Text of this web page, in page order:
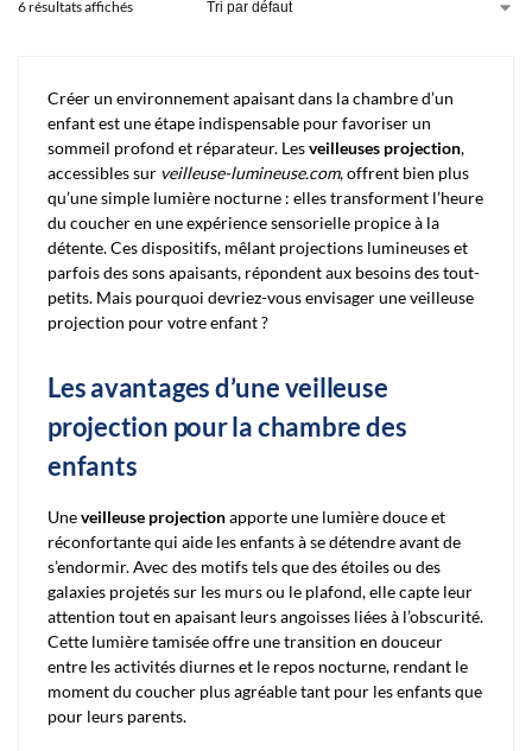
6 résultats affichés
Créer un environnement apaisant dans la chambre d’un
enfant est une étape indispensable pour favoriser un
sommeil profond et réparateur. Lesveilleuses projection,
accessibles sur veilleuse-lumineuse.com, offrent bien plus
qu’une simple lumière nocturne : elles transforment l’heure
du coucher en une expérience sensorielle propice à la
détente. Ces dispositifs, mêlant projections lumineuses et
parfois des sons apaisants, répondent aux besoins des tout-
petits. Mais pourquoi devriez-vous envisager une veilleuse
projection pour votre enfant ?
Les avantages d’une veilleuse
projection pour la chambre des
enfants
Uneveilleuse projectionapporte une lumière douce et
réconfortante qui aide les enfants à se détendre avant de
s’endormir. Avec des motifs tels que des étoiles ou des
galaxies projetés sur les murs ou le plafond, elle capte leur
attention tout en apaisant leurs angoisses liées à l’obscurité.
Cette lumière tamisée offre une transition en douceur
entre les activités diurnes et le repos nocturne, rendant le
moment du coucher plus agréable tant pour les enfants que
pour leurs parents.